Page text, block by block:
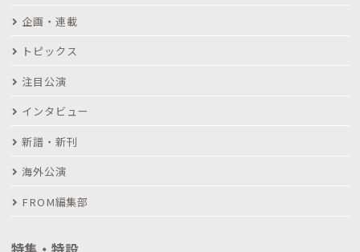
企画・連載
トピックス
注目公演
インタビュー
新譜・新刊
海外公演
FROM編集部